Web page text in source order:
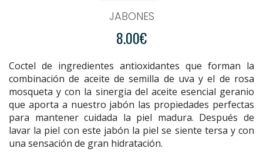
JABONES
8.00€
Coctel de ingredientes antioxidantes que forman la
combinación de aceite de semilla de uva y el de rosa
mosqueta y con la sinergia del aceite esencial geranio
que aporta a nuestro jabón las propiedades perfectas
para mantener cuidada la piel madura. Después de
lavar la piel con este jabón la piel se siente tersa y con
una sensación de gran hidratación.